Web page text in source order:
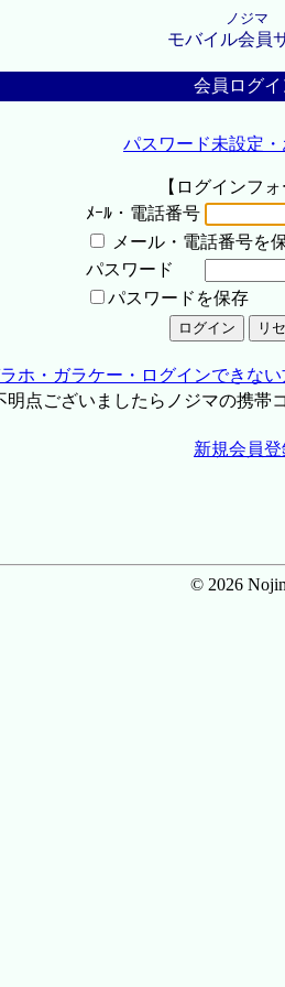
ノジマ
モバイル会員
会員ログイ
パスワード未設定
【ログインフォ
ﾒｰﾙ・電話番号
メール・電話番号を
パスワード
パスワードを保存
ホ・ガラケー・ログインできな
点ございましたらノジマの携帯
新規会員登
© 2026